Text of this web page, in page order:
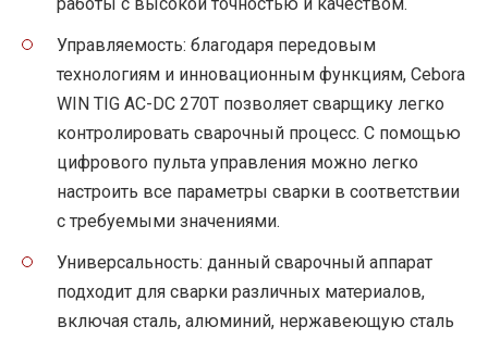
Управляемость: благодаря передовым
технологиям и инновационным функциям, Cebora
WIN TIG AC-DC 270T позволяет сварщику легко
контролировать сварочный процесс. С помощью
цифрового пульта управления можно легко
настроить все параметры сварки в соответствии
с требуемыми значениями.
Универсальность: данный сварочный аппарат
подходит для сварки различных материалов,
включая сталь, алюминий, нержавеющую сталь